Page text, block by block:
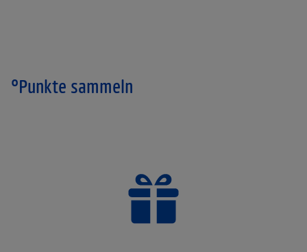
°Punkte sammeln